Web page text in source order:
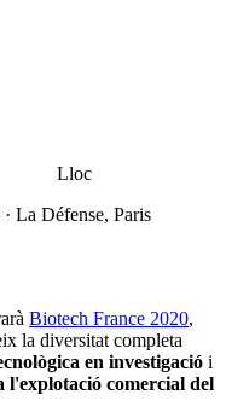
Lloc
La Défense, Paris
Biotech France 2020,
la diversitat completa
en investigació i
l'explotació comercial del